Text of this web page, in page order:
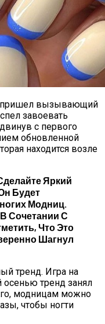
пришел вызывающий
завоевать
с первого
обновленной
находится возле
Яркий
Будет
Модниц.
Сочетании С
Что Это
Шагнул
тренд. Игра на
осенью тренд занял
модницам можно
чтобы ногти